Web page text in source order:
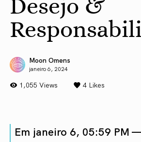
Desejo &
Moon Omens
janeiro 6, 2024
1,055 Views 4 Likes
Em janeiro 6, 05:59 PM